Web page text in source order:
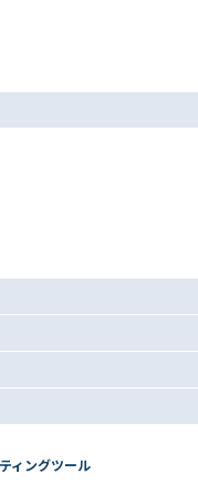
ィングツール